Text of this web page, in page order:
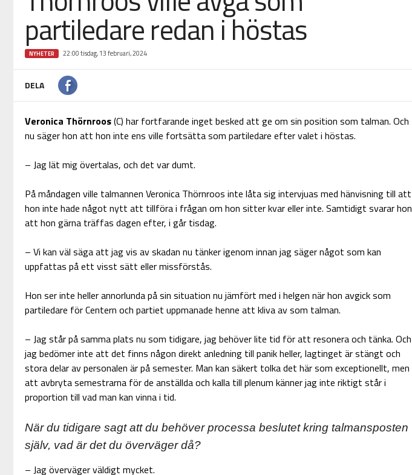
partiledare redan i höstas
NYHETER 22:00 tisdag, 13 februari, 2024
DELA
Veronica Thörnroos(C) har fortfarande inget besked att ge om sin position som talman. Och
nu säger hon att hon inte ens ville fortsätta som partiledare efter valet i höstas.
– Jag lät mig övertalas, och det var dumt.
På måndagen ville talmannen Veronica Thörnroos inte låta sig intervjuas med hänvisning till att
hon inte hade något nytt att tillföra i frågan om hon sitter kvar eller inte. Samtidigt svarar hon
att hon gärna träffas dagen efter, i går tisdag.
– Vi kan väl säga att jag vis av skadan nu tänker igenom innan jag säger något som kan
uppfattas på ett visst sätt eller missförstås.
Hon ser inte heller annorlunda på sin situation nu jämfört med i helgen när hon avgick som
partiledare för Centern och partiet uppmanade henne att kliva av som talman.
– Jag står på samma plats nu som tidigare, jag behöver lite tid för att resonera och tänka. Och
jag bedömer inte att det finns någon direkt anledning till panik heller, lagtinget är stängt och
stora delar av personalen är på semester. Man kan säkert tolka det här som exceptionellt, men
att avbryta semestrarna för de anställda och kalla till plenum känner jag inte riktigt står i
proportion till vad man kan vinna i tid.
När du tidigare sagt att du behöver processa beslutet kring talmansposten
själv, vad är det du överväger då?
– Jag överväger väldigt mycket.